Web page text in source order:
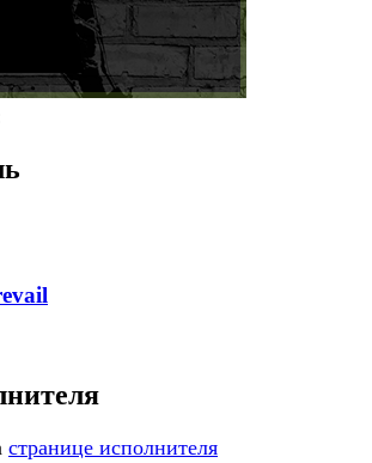
странице исполнителя